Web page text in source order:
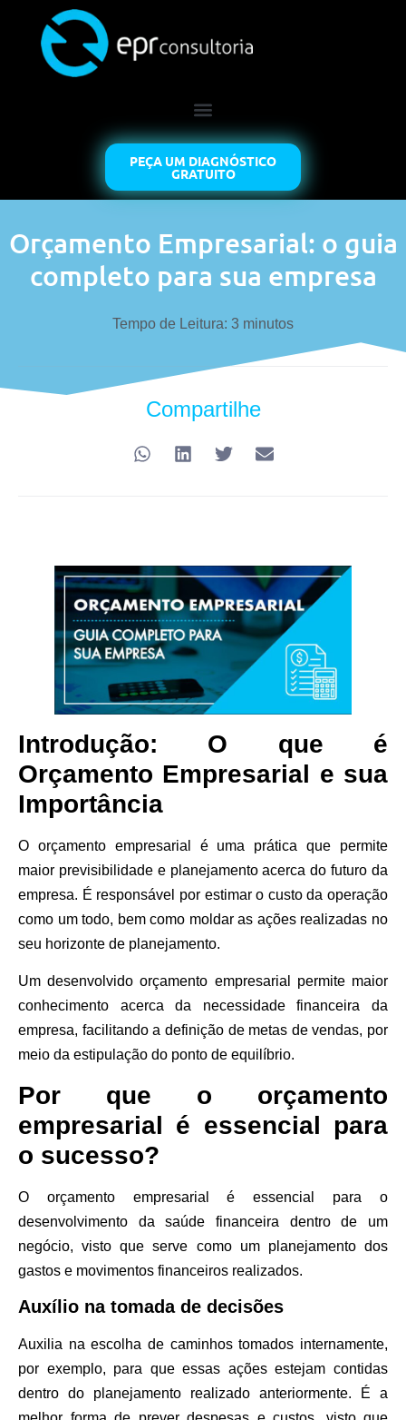
PEÇA UM DIAGNÓSTICO
GRATUITO
Orçamento Empresarial: o guia
completo para sua empresa
Tempo de Leitura: 3 minutos
Compartilhe
Introdução: O que é
Orçamento Empresarial e sua
Importância
O orçamento empresarial é uma prática que permite
maior previsibilidade e planejamento acerca do futuro da
empresa. É responsável por estimar o custo da operação
como um todo, bem como moldar as ações realizadas no
seu horizonte de planejamento.
Um desenvolvido orçamento empresarial permite maior
conhecimento acerca da necessidade financeira da
empresa, facilitando a definição de metas de vendas, por
meio da estipulação do ponto de equilíbrio.
Por que o orçamento
empresarial é essencial para
o sucesso?
O orçamento empresarial é essencial para o
desenvolvimento da saúde financeira dentro de um
negócio, visto que serve como um planejamento dos
gastos e movimentos financeiros realizados.
Auxílio na tomada de decisões
Auxilia na escolha de caminhos tomados internamente,
por exemplo, para que essas ações estejam contidas
dentro do planejamento realizado anteriormente. É a